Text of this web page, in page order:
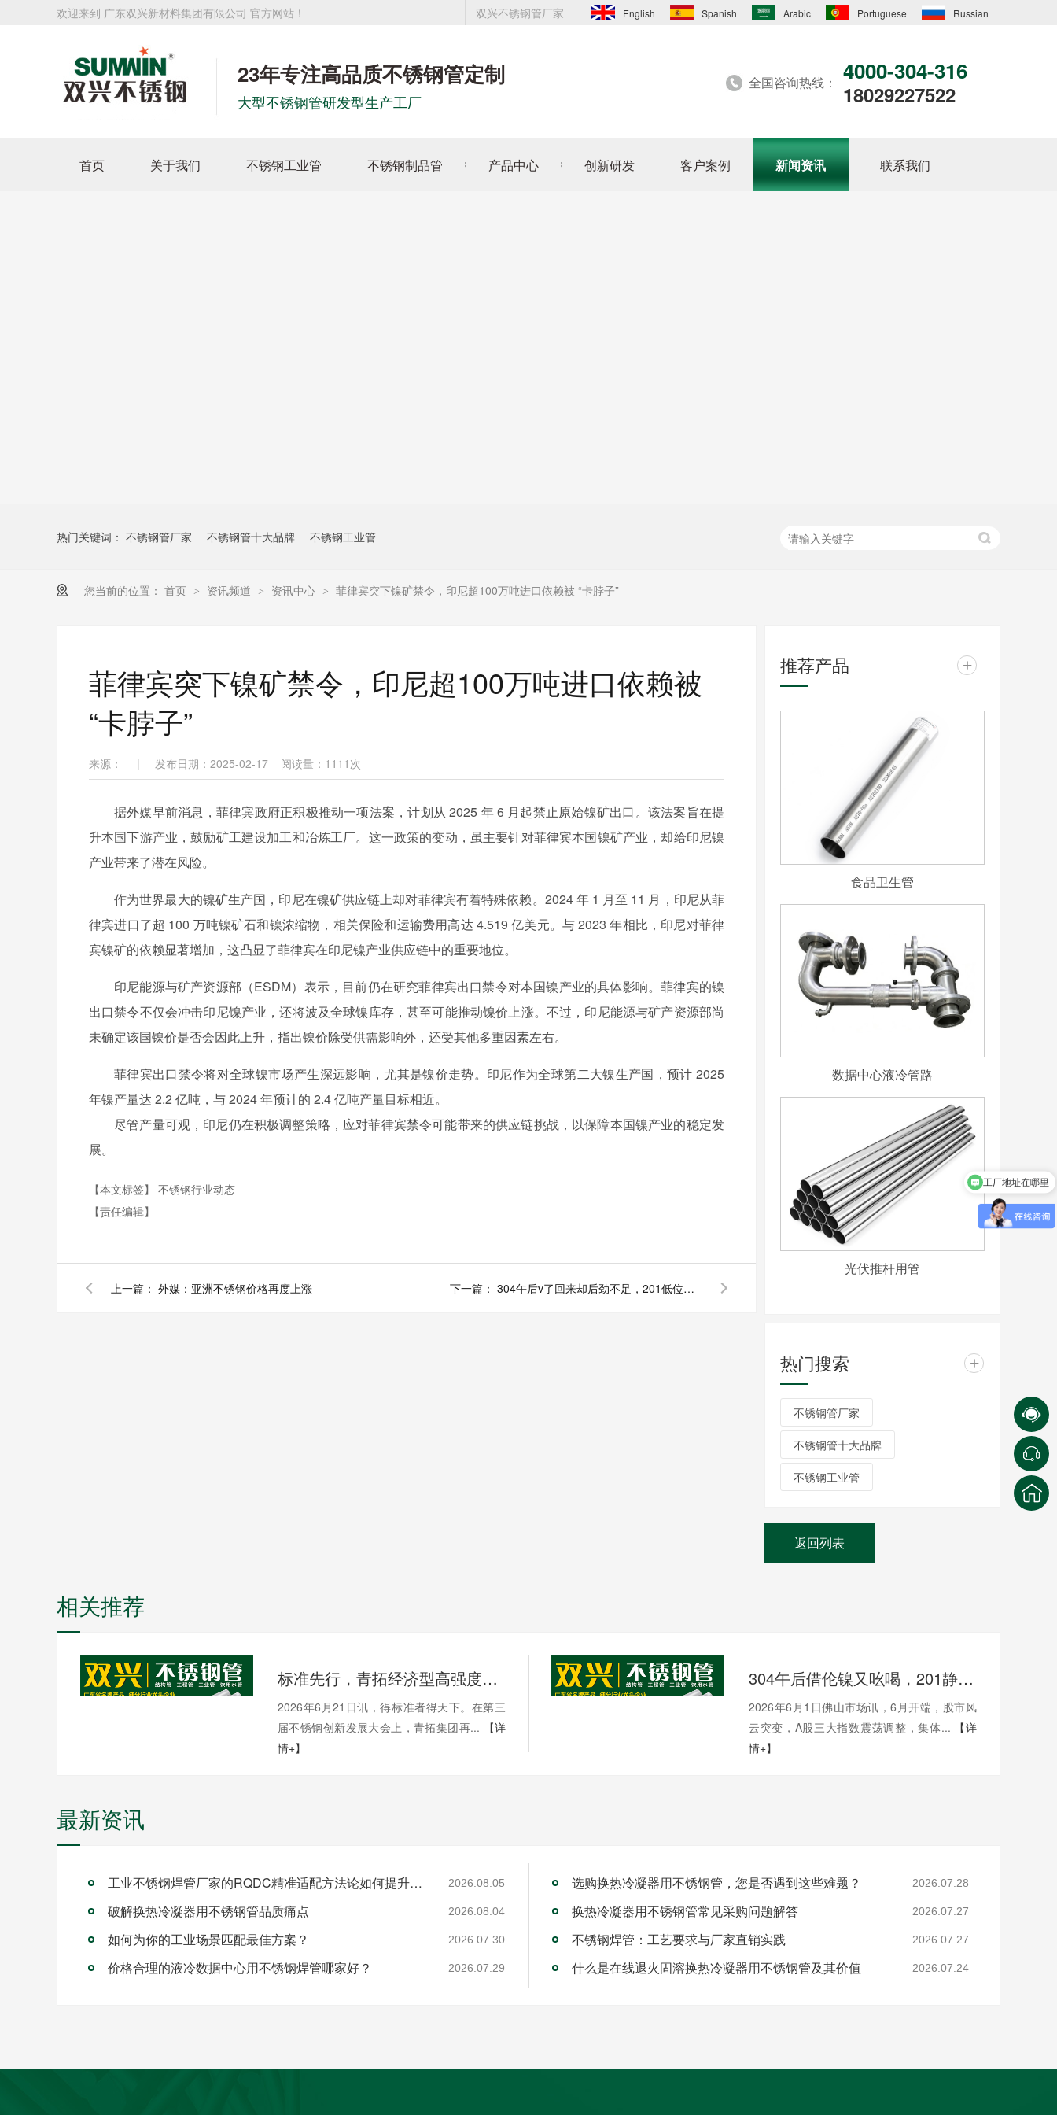
双兴不锈钢管厂家 English Spanish Arabic Portuguese Russian
欢迎来到 广东双兴新材料集团有限公司 官方网站！
23年专注高品质不锈钢管定制
大型不锈钢管研发型生产工厂
全国咨询热线： 4000-304-316
18029227522
首页 关于我们 不锈钢工业管 不锈钢制品管 产品中心 创新研发 客户案例 新闻资讯 联系我们
热门关键词： 不锈钢管厂家 不锈钢管十大品牌 不锈钢工业管
您当前的位置： 首页 > 资讯频道 > 资讯中心 > 菲律宾突下镍矿禁令，印尼超100万吨进口依赖被 “卡脖子”
菲律宾突下镍矿禁令，印尼超100万吨进口依赖被
“卡脖子”
来源： | 发布日期：2025-02-17 阅读量： 1111 次
据外媒早前消息，菲律宾政府正积极推动一项法案，计划从 2025 年 6 月起禁止原始镍矿出口。该法案旨在提
升本国下游产业，鼓励矿工建设加工和冶炼工厂。这一政策的变动，虽主要针对菲律宾本国镍矿产业，却给印尼镍
产业带来了潜在风险。
作为世界最大的镍矿生产国，印尼在镍矿供应链上却对菲律宾有着特殊依赖。2024 年 1 月至 11 月，印尼从菲
律宾进口了超 100 万吨镍矿石和镍浓缩物，相关保险和运输费用高达 4.519 亿美元。与 2023 年相比，印尼对菲律
宾镍矿的依赖显著增加，这凸显了菲律宾在印尼镍产业供应链中的重要地位。
印尼能源与矿产资源部（ESDM）表示，目前仍在研究菲律宾出口禁令对本国镍产业的具体影响。菲律宾的镍
出口禁令不仅会冲击印尼镍产业，还将波及全球镍库存，甚至可能推动镍价上涨。不过，印尼能源与矿产资源部尚
未确定该国镍价是否会因此上升，指出镍价除受供需影响外，还受其他多重因素左右。
菲律宾出口禁令将对全球镍市场产生深远影响，尤其是镍价走势。印尼作为全球第二大镍生产国，预计 2025
年镍产量达 2.2 亿吨，与 2024 年预计的 2.4 亿吨产量目标相近。
尽管产量可观，印尼仍在积极调整策略，应对菲律宾禁令可能带来的供应链挑战，以保障本国镍产业的稳定发
展。
【本文标签】 不锈钢行业动态
【责任编辑】
上一篇： 外媒：亚洲不锈钢价格再度上涨 下一篇： 304午后v了回来却后劲不足，201低位赚成交，不锈钢市场先跌后涨成交在原位
推荐产品 +
食品卫生管
数据中心液冷管路
光伏推杆用管
热门搜索 +
不锈钢管厂家
不锈钢管十大品牌
不锈钢工业管
返回列表
相关推荐
标准先行，青拓经济型高强度不锈钢纳入超48项国标、行标和团标
2026年6月21日讯，得标准者得天下。在第三
届不锈钢创新发展大会上，青拓集团再...
【详
情+】
304午后借伦镍又吆喝，201静静地待机，不锈钢市场午后涨跌互现20-30
2026年6月1日佛山市场讯，6月开端，股市风
云突变，A股三大指数震荡调整，集体...
【详
情+】
最新资讯
工业不锈钢焊管厂家的RQDC精准适配方法论如何提升客户价值？ 2026.08.05
破解换热冷凝器用不锈钢管品质痛点 2026.08.04
如何为你的工业场景匹配最佳方案？ 2026.07.30
价格合理的液冷数据中心用不锈钢焊管哪家好？ 2026.07.29
选购换热冷凝器用不锈钢管，您是否遇到这些难题？ 2026.07.28
换热冷凝器用不锈钢管常见采购问题解答 2026.07.27
不锈钢焊管：工艺要求与厂家直销实践 2026.07.27
什么是在线退火固溶换热冷凝器用不锈钢管及其价值 2026.07.24
可以介绍下你们的产品么
工厂地址在哪里